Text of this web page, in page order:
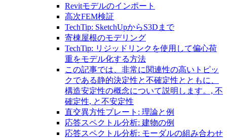
Revitモデルのインポート
高次FEM検証
TechTip: SketchUpからS3Dまで
寄棟屋根のモデリング
TechTip: リジッドリンクを使用して偏心荷
重をモデル化する方法
この記事では、非常に関連性の高いトピッ
クである静的決定性と不確定性とともに、
構造安定性の概念について説明します。, 不
確定性, と不安定性
直交異方性プレート: 理論と例
応答スペクトル分析: 建物の例
応答スペクトル分析: モーダルの組み合わせ